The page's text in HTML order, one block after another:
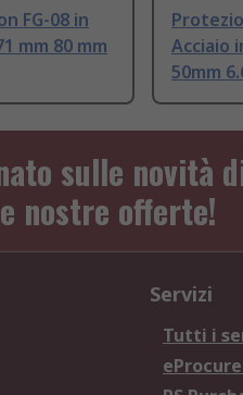
FG-08 in
mm 80 mm
Acciaio
50mm
sulle novità
nostre offerte!
Servizi
Tutti i